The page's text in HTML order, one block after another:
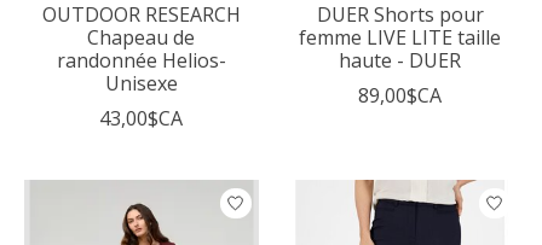
OUTDOOR RESEARCH
Chapeau de
randonnée Helios-
Unisexe
43,00$CA
DUER Shorts pour
femme LIVE LITE taille
haute - DUER
89,00$CA